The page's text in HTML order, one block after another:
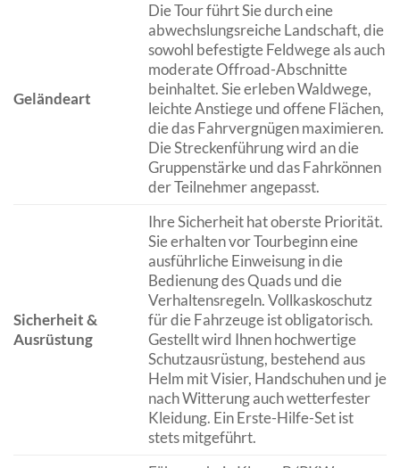
Geländeart
Die Tour führt Sie durch eine
abwechslungsreiche Landschaft, die
sowohl befestigte Feldwege als auch
moderate Offroad-Abschnitte
beinhaltet. Sie erleben Waldwege,
leichte Anstiege und offene Flächen,
die das Fahrvergnügen maximieren.
Die Streckenführung wird an die
Gruppenstärke und das Fahrkönnen
der Teilnehmer angepasst.
Sicherheit &
Ausrüstung
Ihre Sicherheit hat oberste Priorität.
Sie erhalten vor Tourbeginn eine
ausführliche Einweisung in die
Bedienung des Quads und die
Verhaltensregeln. Vollkaskoschutz
für die Fahrzeuge ist obligatorisch.
Gestellt wird Ihnen hochwertige
Schutzausrüstung, bestehend aus
Helm mit Visier, Handschuhen und je
nach Witterung auch wetterfester
Kleidung. Ein Erste-Hilfe-Set ist
stets mitgeführt.